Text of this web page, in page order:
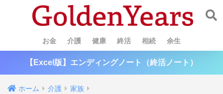
お金 介護 健康 終活 相続 余生
【Excel版】エンディングノート（終活ノート）
ホーム 介護 家族